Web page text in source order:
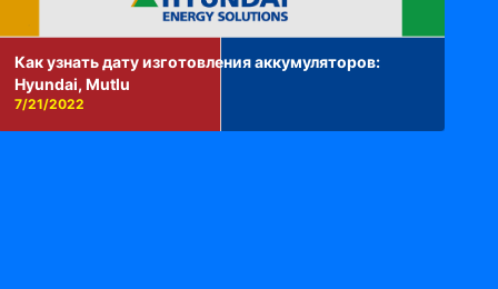
Как узнать дату изготовления аккумуляторов:
Hyundai, Mutlu
7/21/2022